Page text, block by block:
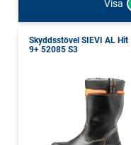
Visa
Skyddsstövel SIEVI AL Hit
9+ 52085 S3